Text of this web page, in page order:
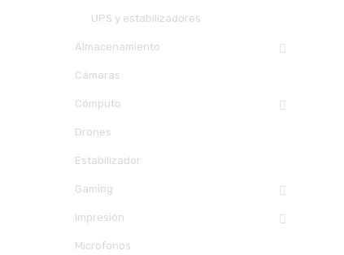
UPS y estabilizadores
Almacenamiento
Cámaras
Cómputo
Drones
Estabilizador
Gaming
Impresión
Microfonos